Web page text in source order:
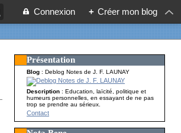
Connexion + Créer mon blog
Présentation
Blog : Deblog Notes de J. F. LAUNAY
Description: Education, laïcité, politique et
humeurs personnelles, en essayant de ne pas
trop se prendre au sérieux.
Contact